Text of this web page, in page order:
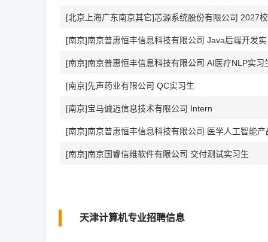
[北京上海广东南京其它]芯源系统股份有限公司 2027
[南京]南京普惠恒丰信息科技有限公司 Java后端开发
[南京]南京普惠恒丰信息科技有限公司 AI医疗NLP实习
[南京]先声药业有限公司 QC实习生
[南京]宝马诚迈信息技术有限公司 Intern
[南京]南京普惠恒丰信息科技有限公司 医学人工智能
[南京]南京国睿信维软件有限公司 交付测试实习生
天津计算机专业招聘信息